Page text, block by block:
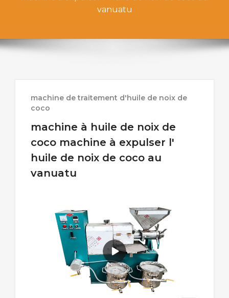
vanuatu
machine de traitement d'huile de noix de
coco
machine à huile de noix de
coco machine à expulser l'
huile de noix de coco au
vanuatu